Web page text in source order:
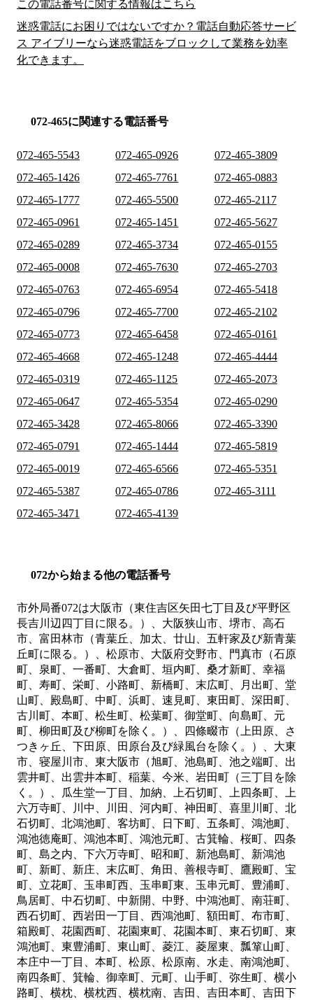
この電話番号に関する情報はこちら
迷惑電話にお困りではないですか？電話自動応答サービ
ス アイブリーなら迷惑電話をブロックして業務を効率
化できます。
072-465に関連する電話番号
072-465-5543 072-465-0926
072-465-3809
072-465-1426
072-465-7761
072-465-0883
072-465-1777
072-465-5500
072-465-2117
072-465-0961
072-465-1451
072-465-5627
072-465-0289
072-465-3734
072-465-0155
072-465-0008
072-465-7630
072-465-2703
072-465-0763
072-465-6954
072-465-5418
072-465-0796
072-465-7700
072-465-2102
072-465-0773
072-465-6458
072-465-0161
072-465-4668
072-465-1248
072-465-4444
072-465-0319
072-465-1125
072-465-2073
072-465-0647
072-465-5354
072-465-0290
072-465-3428
072-465-8066
072-465-3390
072-465-0791
072-465-1444
072-465-5819
072-465-0019
072-465-6566
072-465-5351
072-465-5387
072-465-0786
072-465-3111
072-465-3471
072-465-4139
072から始まる他の電話番号
市外局番072は大阪市（東住吉区矢田七丁目及び平野区
長吉川辺四丁目に限る。）、大阪狭山市、堺市、高石
市、富田林市（青葉丘、加太、廿山、五軒家及び新青葉
丘町に限る。）、松原市、大阪府交野市、門真市（石原
町、泉町、一番町、大倉町、垣内町、桑才新町、幸福
町、寿町、栄町、小路町、新橋町、末広町、月出町、堂
山町、殿島町、中町、浜町、速見町、東田町、深田町、
古川町、本町、松生町、松葉町、御堂町、向島町、元
町、柳田町及び柳町を除く。）、四條畷市（上田原、さ
つきヶ丘、下田原、田原台及び緑風台を除く。）、大東
市、寝屋川市、東大阪市（旭町、池島町、池之端町、出
雲井町、出雲井本町、稲葉、今米、岩田町（三丁目を除
く。）、瓜生堂一丁目、加納、上石切町、上四条町、上
六万寺町、川中、川田、河内町、神田町、喜里川町、北
石切町、北鴻池町、客坊町、日下町、五条町、鴻池町、
鴻池徳庵町、鴻池本町、鴻池元町、古箕輪、桜町、四条
町、島之内、下六万寺町、昭和町、新池島町、新鴻池
町、新町、新庄、末広町、角田、善根寺町、鷹殿町、宝
町、立花町、玉串町西、玉串町東、玉串元町、豊浦町、
鳥居町、中石切町、中新開、中野、中鴻池町、南荘町、
西石切町、西岩田一丁目、西鴻池町、額田町、布市町、
箱殿町、花園西町、花園東町、花園本町、東石切町、東
鴻池町、東豊浦町、東山町、菱江、菱屋東、瓢箪山町、
本庄中一丁目、本町、松原、松原南、水走、南鴻池町、
南四条町、箕輪、御幸町、元町、山手町、弥生町、横小
路町、横枕、横枕西、横枕南、吉田、吉田本町、吉田下